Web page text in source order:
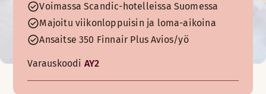
Voimassa Scandic-hotelleissa Suomessa
Majoitu viikonloppuisin ja loma-aikoina
Ansaitse 350 Finnair Plus Avios/yö
Varauskoodi AY2